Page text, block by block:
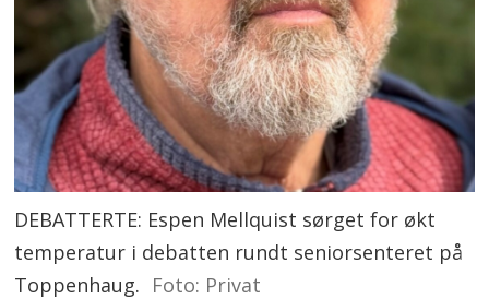
DEBATTERTE: Espen Mellquist sørget for økt
temperatur i debatten rundt seniorsenteret på
Toppenhaug. Foto: Privat